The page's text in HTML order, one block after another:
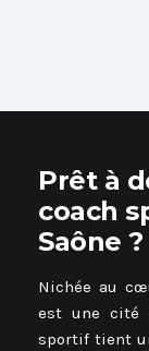
Prêt à
coach
Saône ?
Nichée au
est une cité
sportif tient